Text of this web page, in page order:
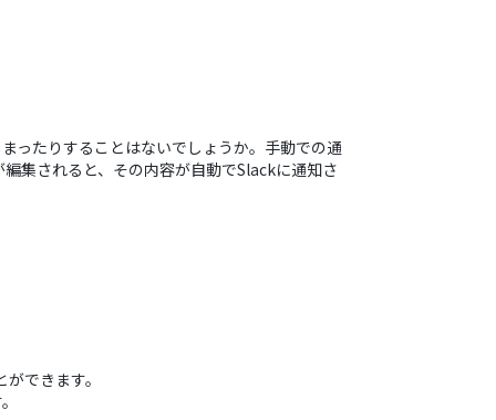
ったりすることはないでしょうか。手動での通
集されると、その内容が自動でSlackに通知さ
できます。